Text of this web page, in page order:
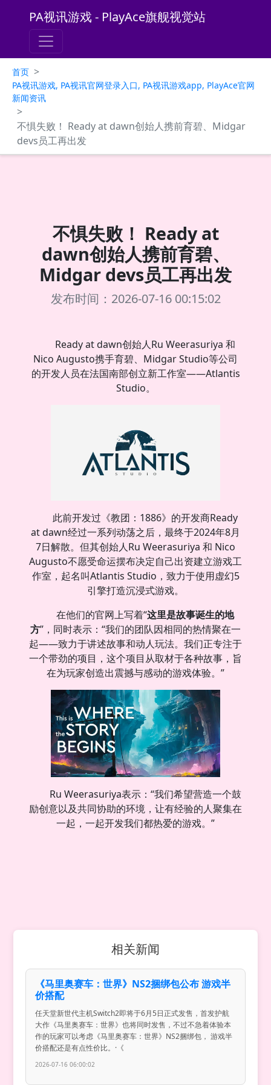
PA视讯游戏 - PlayAce旗舰视觉站
首页 >
PA视讯游戏, PA视讯官网登录入口, PA视讯游戏app, PlayAce官网
新闻资讯
>
不惧失败！ Ready at dawn创始人携前育碧、Midgar
devs员工再出发
不惧失败！ Ready at
dawn创始人携前育碧、
Midgar devs员工再出发
发布时间：2026-07-16 00:15:02
Ready at dawn创始人Ru Weerasuriya 和
Nico Augusto携手育碧、Midgar Studio等公司
的开发人员在法国南部创立新工作室——Atlantis
Studio。
此前开发过《教团：1886》的开发商Ready
at dawn经过一系列动荡之后，最终于2024年8月
7日解散。但其创始人Ru Weerasuriya 和 Nico
Augusto不愿受命运摆布决定自己出资建立游戏工
作室，起名叫Atlantis Studio，致力于使用虚幻5
引擎打造沉浸式游戏。
在他们的官网上写着“这里是故事诞生的地
方”，同时表示：“我们的团队因相同的热情聚在一
起——致力于讲述故事和动人玩法。我们正专注于
一个带劲的项目，这个项目从取材于各种故事，旨
在为玩家创造出震撼与感动的游戏体验。”
Ru Weerasuriya表示：“我们希望营造一个鼓
励创意以及共同协助的环境，让有经验的人聚集在
一起，一起开发我们都热爱的游戏。”
相关新闻
《马里奥赛车：世界》NS2捆绑包公布 游戏半
价搭配
任天堂新世代主机Switch2即将于6月5日正式发售，首发护航
大作《马里奥赛车：世界》也将同时发售，不过不急着体验本
作的玩家可以考虑《马里奥赛车：世界》NS2捆绑包， 游戏半
价搭配还是有点性价比。·《
2026-07-16 06:00:02